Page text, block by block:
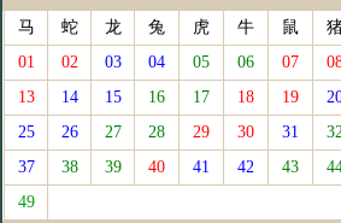
马 蛇 龙 兔 虎 牛 鼠
01
02 03 04 05 06 07
13
14 15 16 17 18 19
25
26 27 28 29 30 31 32
37
38 39 40 41 42 43
49